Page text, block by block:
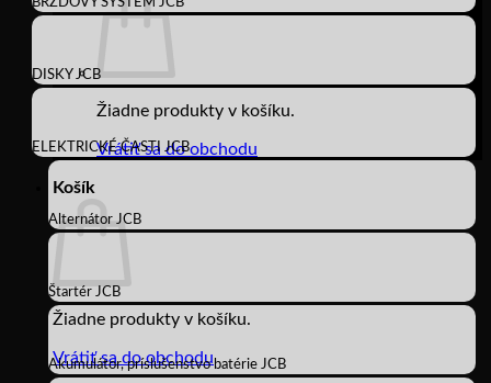
Žiadne produkty v košíku.
Vrátiť sa do obchodu
Košík
Žiadne produkty v košíku.
Vrátiť sa do obchodu
DISKY JCB
ELEKTRICKÉ ČASTI JCB
Alternátor JCB
Štartér JCB
Akumulátor, príslušenstvo batérie JCB